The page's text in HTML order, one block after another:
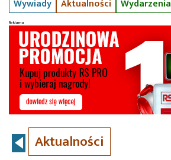
Wywiady Aktualności Wydarzenia
Aktualności